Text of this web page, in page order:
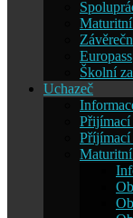
Europass
Školní
Uchazeč
Přijímací
Příjímací